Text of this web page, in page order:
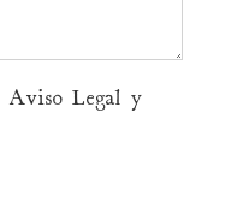
Aviso Legal y